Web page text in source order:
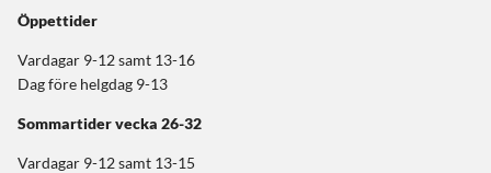
Öppettider
Vardagar 9-12 samt 13-16
Dag före helgdag 9-13
Sommartidervecka 26-32
Vardagar 9-12 samt 13-15